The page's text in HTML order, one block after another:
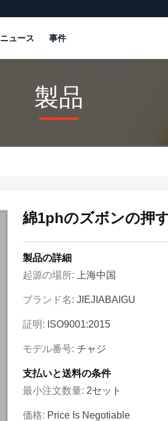
ニュース 事件
製品
綿1phのズボンの押
製品の詳細
起源の場所:
上海中国
ブランド名: JIEJIABAIGU
証明: ISO9001:2015
モデル番号: チャジ
支払いと送料の条件
最小注文数量: 2セット
価格: Price Is Negotiable